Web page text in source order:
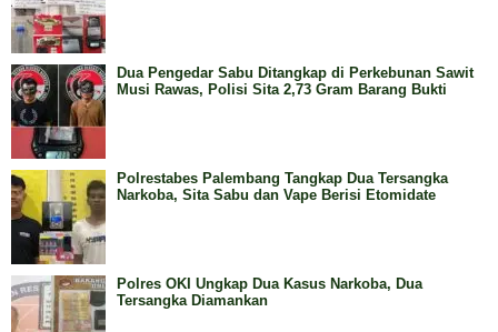
Dua Pengedar Sabu Ditangkap di Perkebunan Sawit
Musi Rawas, Polisi Sita 2,73 Gram Barang Bukti
Polrestabes Palembang Tangkap Dua Tersangka
Narkoba, Sita Sabu dan Vape Berisi Etomidate
Polres OKI Ungkap Dua Kasus Narkoba, Dua
Tersangka Diamankan